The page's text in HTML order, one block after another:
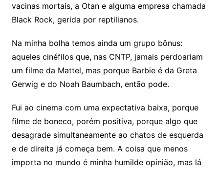
vacinas mortais, a Otan e alguma empresa chamada
Black Rock, gerida por reptilianos.
Na minha bolha temos ainda um grupo bônus:
aqueles cinéfilos que, nas CNTP, jamais perdoariam
um filme da Mattel, mas porque Barbie é da Greta
Gerwig e do Noah Baumbach, então pode.
Fui ao cinema com uma expectativa baixa, porque
filme de boneco, porém positiva, porque algo que
desagrade simultaneamente ao chatos de esquerda
e de direita já começa bem. A coisa que menos
importa no mundo é minha humilde opinião, mas lá